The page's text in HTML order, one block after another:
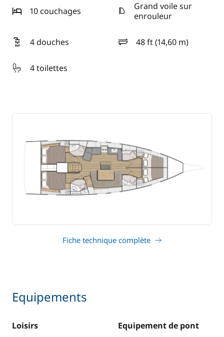
10 couchages
Grand voile sur
enrouleur
4 douches 48 ft (14,60 m)
longueur
4 toilettes
Fiche technique complète
Equipements
Loisirs
Equipement de pont